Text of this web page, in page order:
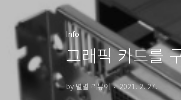
Info
그래픽 카드를
by 별별 리뷰어 2021. 2. 27.